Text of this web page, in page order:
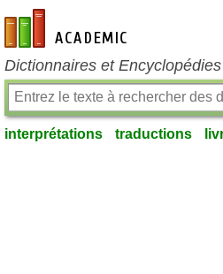
fr-academic.com
Dictionnaires et
interprétations traductions